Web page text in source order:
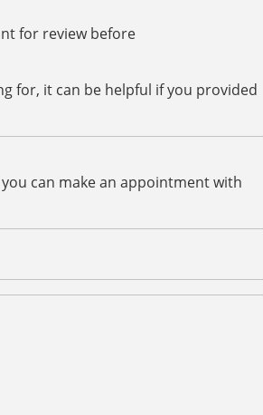
for review before
for, it can be helpful if you provided
can make an appointment with